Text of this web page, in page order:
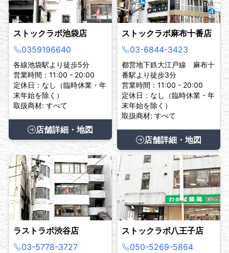
ストックラボ池袋店
0359196640
各線池袋駅より徒歩5分
営業時間：11:00 - 20:00
定休日：なし（臨時休業・年
末年始を除く）
取扱商材: すべて
店舗詳細・地図
ストックラボ麻布十番店
03-6844-3423
都営地下鉄大江戸線 麻布十
番駅より徒歩3分
営業時間：11:00 - 20:00
定休日：なし（臨時休業・年
末年始を除く）
取扱商材: すべて
店舗詳細・地図
ラストラボ渋谷店
03-5778-3727
ストックラボ八王子店
050-5269-5864